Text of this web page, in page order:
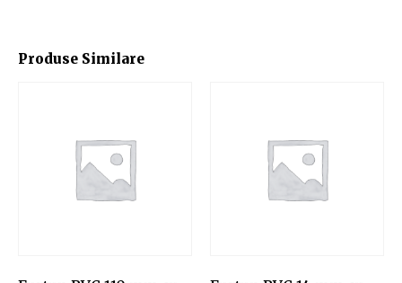
Produse Similare